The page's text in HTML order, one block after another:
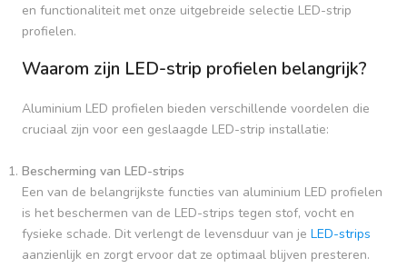
en functionaliteit met onze uitgebreide selectie LED-strip
profielen.
Waarom zijn LED-strip profielen belangrijk?
Aluminium LED profielen bieden verschillende voordelen die
cruciaal zijn voor een geslaagde LED-strip installatie:
Bescherming van LED-strips
Een van de belangrijkste functies van aluminium LED profielen
is het beschermen van de LED-strips tegen stof, vocht en
fysieke schade. Dit verlengt de levensduur van je LED-strips
aanzienlijk en zorgt ervoor dat ze optimaal blijven presteren.